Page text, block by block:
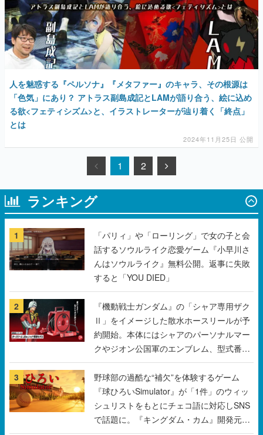
人を魅惑する『ペルソナ』『メタファー』のキャラ、その根源は
「色気」にあり？ アトラス副島成記とLAMが語り合う、絵に込め
る欲<フェティシズム>と、イラストレーターが辿り着く「終点」
とは
2024年11月25日 公開
1 2
ランキング
1
「パリィ」や「ローリング」で女の子と会
話するソウルライク恋愛ゲーム『小早川さ
んはソウルライク』無料公開。返事に失敗
すると「YOU DIED」
2
『機動戦士ガンダム』の「シャア専用ザク
Ⅱ」をイメージした散水ホースリールが予
約開始。本体にはシャアのパーソナルマー
クやジオン公国軍のエンブレム、型式番号
などを配置
3
野球部の過酷な“補欠”を体験するゲーム
『球ひろいSimulator』が「1件」のウィッ
シュリストをもとにチェコ語に対応しSNS
で話題に。『キングダム・カム』開発元や